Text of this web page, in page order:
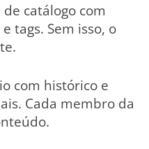
catálogo com
tags. Sem isso, o
com histórico e
Cada membro da